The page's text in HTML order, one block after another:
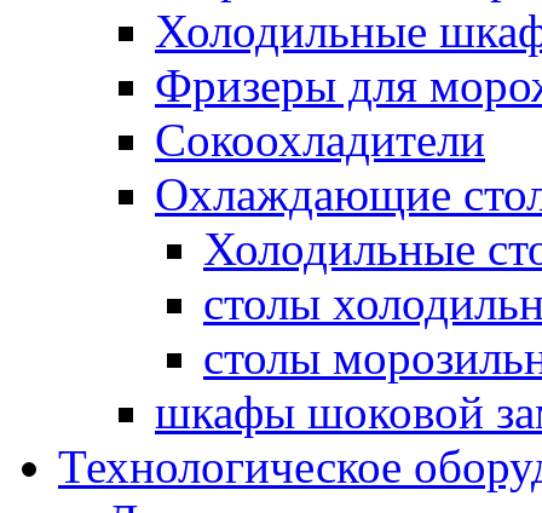
Холодильные
Фризеры для
Сокоохладители
Охлаждающие
Холодильные
столы
столы
шкафы шоковой
Технологическое